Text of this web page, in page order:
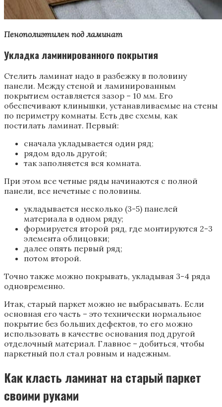
Пенополиэтилен под ламинат
Укладка ламинированного покрытия
Стелить ламинат надо в разбежку в половину
панели. Между стеной и ламинированным
покрытием оставляется зазор – 10 мм. Его
обеспечивают клинышки, устанавливаемые на стены
по периметру комнаты. Есть две схемы, как
постилать ламинат. Первый:
сначала укладывается один ряд;
рядом вдоль другой;
так заполняется вся комната.
При этом все четные ряды начинаются с полной
панели, все нечетные с половины.
укладывается несколько (3-5) панелей
материала в одном ряду;
формируется второй ряд, где монтируются 2-3
элемента облицовки;
далее опять первый ряд;
потом второй.
Точно также можно покрывать, укладывая 3-4 ряда
одновременно.
Итак, старый паркет можно не выбрасывать. Если
основная его часть – это технически нормальное
покрытие без больших дефектов, то его можно
использовать в качестве основания под другой
отделочный материал. Главное – добиться, чтобы
паркетный пол стал ровным и надежным.
Как класть ламинат на старый паркет
своими руками